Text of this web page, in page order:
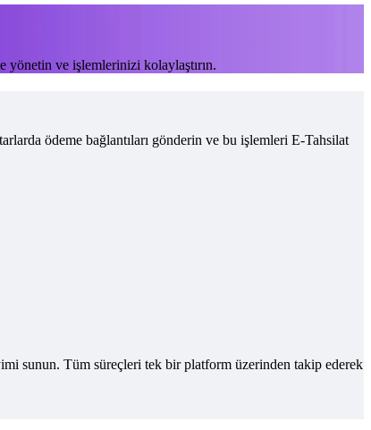
yönetin ve işlemlerinizi kolaylaştırın.
ödeme bağlantıları gönderin ve bu işlemleri E-Tahsilat
sunun. Tüm süreçleri tek bir platform üzerinden takip ederek